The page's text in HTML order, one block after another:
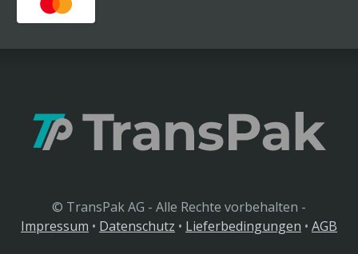
© TransPak AG - Alle Rechte vorbehalten -
Impressum • Datenschutz • Lieferbedingungen • AGB